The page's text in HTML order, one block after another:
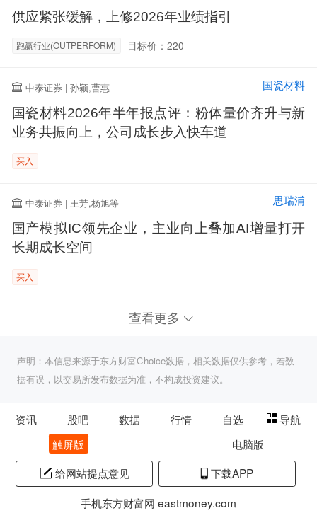
供应紧张缓解，上修2026年业绩指引
跑赢行业(OUTPERFORM) 目标价：220
中泰证券 | 孙颖,曹惠 国瓷材料
国瓷材料2026年半年报点评：粉体量价齐升与新
业务共振向上，公司成长步入快车道
买入
中泰证券 | 王芳,杨旭等 思瑞浦
国产模拟IC领先企业，主业向上叠加AI增量打开
长期成长空间
买入
查看更多
声明：本信息来源于东方财富Choice数据，相关数据仅供参考，若数
据有误，以交易所发布数据为准，不构成投资建议。
资讯 股吧 数据 行情 自选
导航
触屏版
电脑版
给网站提点意见
下载APP
手机东方财富网 eastmoney.com